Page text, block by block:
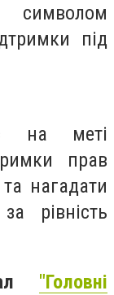
символом
під
на меті
прав
нагадати
рівність
"Головні